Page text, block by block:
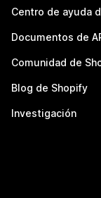
Centro de ayuda
Documentos de
Comunidad de
Blog de Shopify
Investigación